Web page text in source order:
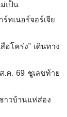
เป็น
ทเนอร์จอร์เจีย
อโคร่ง” เดินทาง
.ค. 69 ชูเลขท้าย
าวบ้านแห่ส่อง